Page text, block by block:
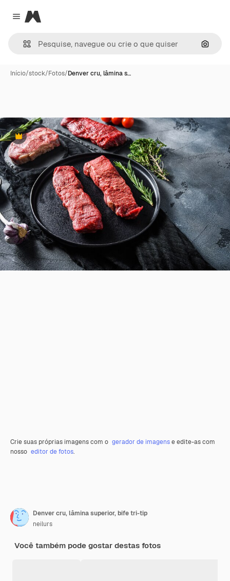
Close menu
Magnific
Início/stock/Fotos/Denver cru, lâmina s…
Premium
Crie suas próprias imagens com o gerador de imagense edite-as com
nosso editor de fotos.
Denver cru, lâmina superior, bife tri-tip
neilurs
Você também pode gostar destas fotos